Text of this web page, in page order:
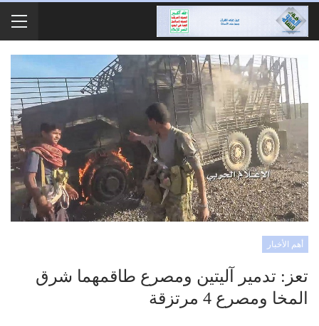
أهم الأخبار
تعز: تدمير آليتين ومصرع طاقمهما شرق
المخا ومصرع 4 مرتزقة